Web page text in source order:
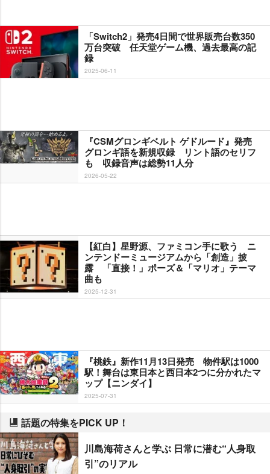
「Switch2」発売4日間で世界販売台数350
万台突破 任天堂ゲーム機、過去最高の記
録
2025-06-11
『CSMグロンギベルト ゲドルード』発売
グロンギ語を新規収録 リント語のセリフ
も 収録音声は総勢11人分
2026-05-22
【紅白】星野源、ファミコン手に歌う ニ
ンテンドーミュージアムから「創造」披
露 「直接！」ポーズ＆「マリオ」テーマ
曲も
2025-12-31
『桃鉄』新作11月13日発売 物件駅は1000
駅！舞台は東日本と西日本2つに分かれたマ
ップ【ニンダイ】
2025-07-31
話題の特集をPICK UP！
川島海荷さんと学ぶ 日常に潜む“人身取
引”のリアル